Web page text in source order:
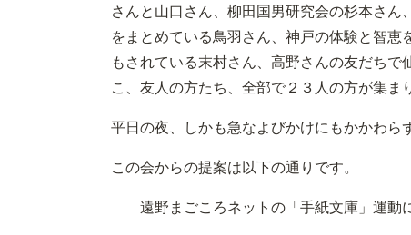
さんと山口さん、柳田国男研究会の杉本さ
をまとめている鳥羽さん、神戸の体験と智
もされている末村さん、高野さんの友だち
こ、友人の方たち、全部で２３人の方が集ま
平日の夜、しかも急なよびかけにもかかわ
この会からの提案は以下の通りです。
遠野まごころネットの「手紙文庫」運動に